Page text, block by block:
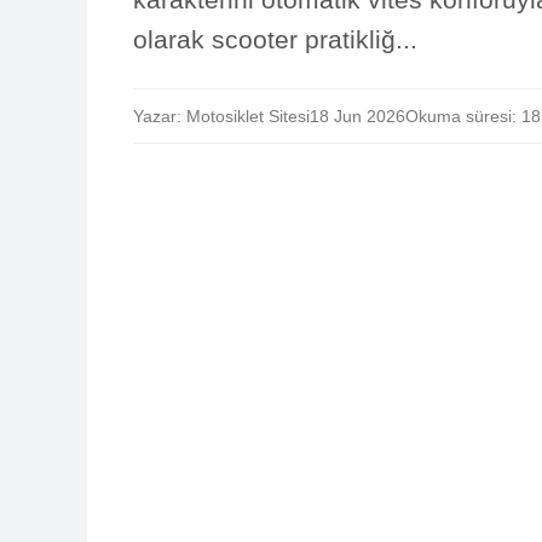
olarak scooter pratikliğ...
Yazar: Motosiklet Sitesi18 Jun 2026Okuma süresi: